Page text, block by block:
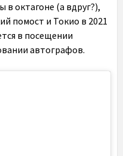
в октагоне (а вдруг?),
помост и Токио в 2021
в посещении
автографов.